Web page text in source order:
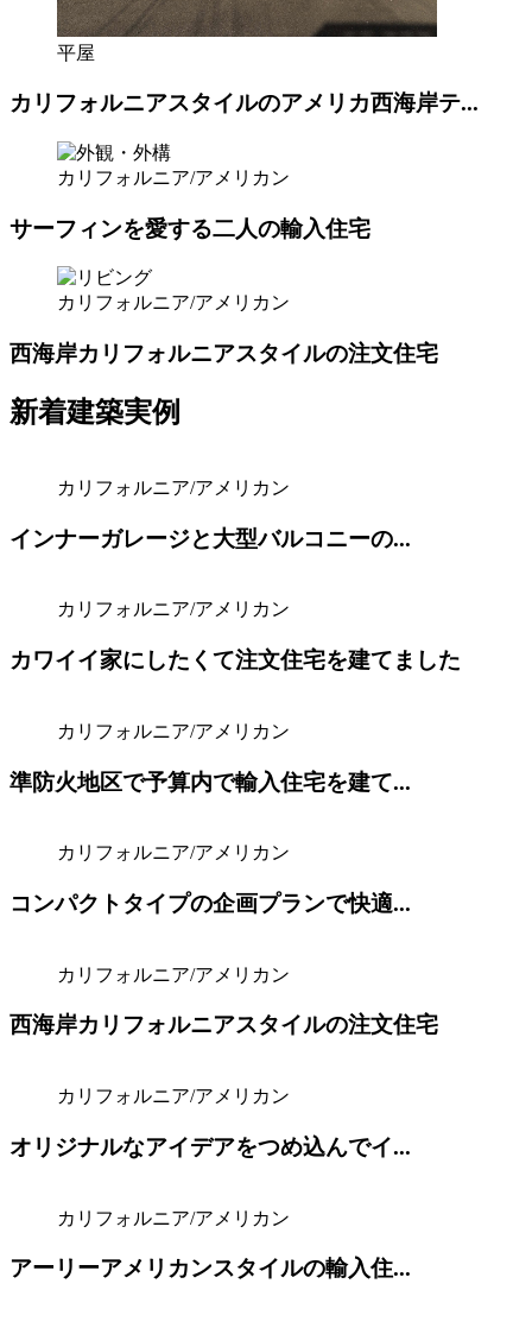
平屋
カリフォルニアスタイルのアメリカ西海岸テ...
カリフォルニア/アメリカン
サーフィンを愛する二人の輸入住宅
カリフォルニア/アメリカン
西海岸カリフォルニアスタイルの注文住宅
新着建築実例
カリフォルニア/アメリカン
インナーガレージと大型バルコニーの...
カリフォルニア/アメリカン
カワイイ家にしたくて注文住宅を建てました
カリフォルニア/アメリカン
準防火地区で予算内で輸入住宅を建て...
カリフォルニア/アメリカン
コンパクトタイプの企画プランで快適...
カリフォルニア/アメリカン
西海岸カリフォルニアスタイルの注文住宅
カリフォルニア/アメリカン
オリジナルなアイデアをつめ込んでイ...
カリフォルニア/アメリカン
アーリーアメリカンスタイルの輸入住...